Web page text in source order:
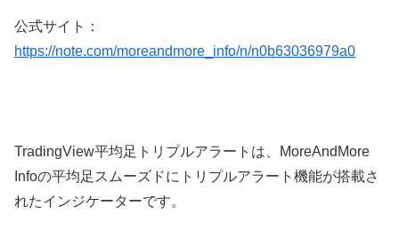
公式サイト：
https://note.com/moreandmore_info/n/n0b63036979a0
TradingView平均足トリプルアラートは、
MoreAndMore
Infoの平均足スムーズドにトリプルアラート機能が搭載さ
れたインジケーターです。